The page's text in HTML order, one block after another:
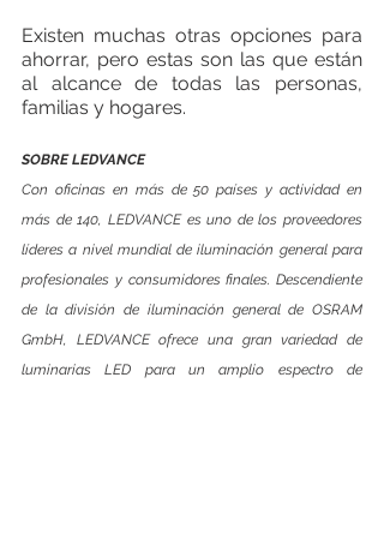
Existen muchas otras opciones para
ahorrar, pero estas son las que están
al alcance de todas las personas,
familias y hogares.
SOBRE LEDVANCE
Con oficinas en más de 50 países y actividad en
más de 140, LEDVANCE es uno de los proveedores
líderes a nivel mundial de iluminación general para
profesionales y consumidores finales. Descendiente
de la división de iluminación general de OSRAM
GmbH, LEDVANCE ofrece una gran variedad de
luminarias LED para un amplio espectro de